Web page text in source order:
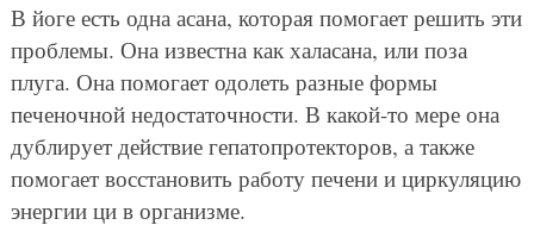
В йоге есть одна асана, которая помогает решить эти
проблемы. Она известна как халасана, или поза
плуга. Она помогает одолеть разные формы
печеночной недостаточности. В какой-то мере она
дублирует действие гепатопротекторов, а также
помогает восстановить работу печени и циркуляцию
энергии ци в организме.